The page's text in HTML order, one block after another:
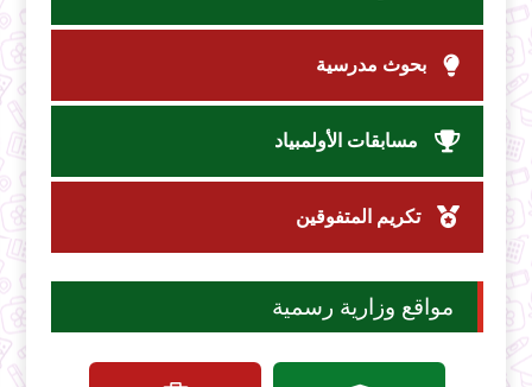
بحوث مدرسية
مسابقات الأولمبياد
تكريم المتفوقين
مواقع وزارية رسمية